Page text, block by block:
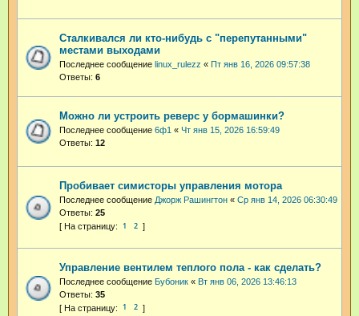
Сталкивался ли кто-нибудь с "перепутанными"
местами выходами
Последнее сообщение linux_rulezz « Пт янв 16, 2026 09:57:38
Ответы: 6
Можно ли устроить реверс у бормашинки?
Последнее сообщение 6ф1 « Чт янв 15, 2026 16:59:49
Ответы: 12
Пробивает симисторы управления мотора
Последнее сообщение Джорж Рашингтон « Ср янв 14, 2026 06:30:49
Ответы: 25
1 2
Управление вентилем теплого пола - как сделать?
Последнее сообщение Бубоник « Вт янв 06, 2026 13:46:13
Ответы: 35
1 2